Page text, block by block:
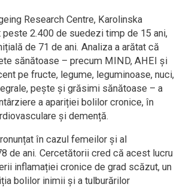
Research Centre, Karolinska
peste 2.400 de suedezi timp de 15 ani,
de 71 de ani. Analiza a arătat că
sănătoase – precum MIND, AHEI și
pe fructe, legume, leguminoase, nuci,
pește și grăsimi sănătoase – a
a apariției bolilor cronice, în
și demență.
în cazul femeilor și al
de ani. Cercetătorii cred că acest lucru
inflamației cronice de grad scăzut, un
bolilor inimii și a tulburărilor